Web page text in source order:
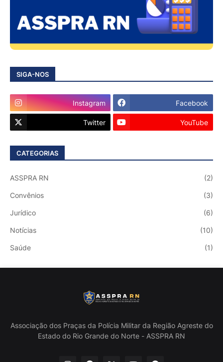
SIGA-NOS
Instagram Facebook
Twitter YouTube
CATEGORIAS
ASSPRA RN (2)
Convênios (3)
Jurídico (6)
Notícias (10)
Saúde (1)
Associação dos Praças da Polícia Militar da Região Agreste do
Estado do Rio Grande do Norte - ASSPRA RN